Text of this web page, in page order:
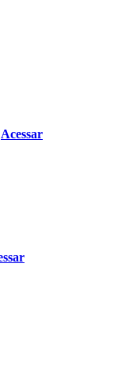
Acessar